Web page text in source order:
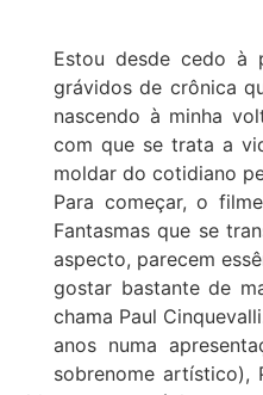
Estou desde cedo à
grávidos de crônica
nascendo à minha
com que se trata a
moldar do cotidiano
Para começar, o
Fantasmas que se
aspecto, parecem
gostar bastante de
chama Paul
anos numa
sobrenome artístico),